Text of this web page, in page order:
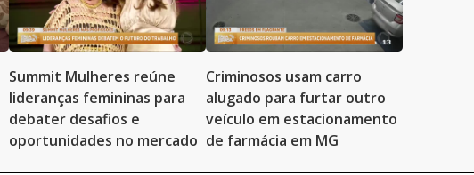
Summit Mulheres reúne
lideranças femininas para
debater desafios e
oportunidades no mercado
Criminosos usam carro
alugado para furtar outro
veículo em estacionamento
de farmácia em MG